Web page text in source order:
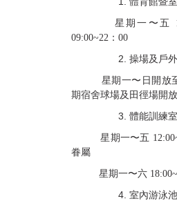
星期一〜五
09:00~22 ： 00
操場及戶
星期一〜日開放
期宿舍球場及田徑場開
體能訓練室
星期一〜五
眷屬
星期一〜六
室內游泳